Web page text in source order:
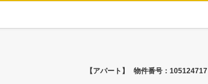
【アパート】 物件番号：105124717